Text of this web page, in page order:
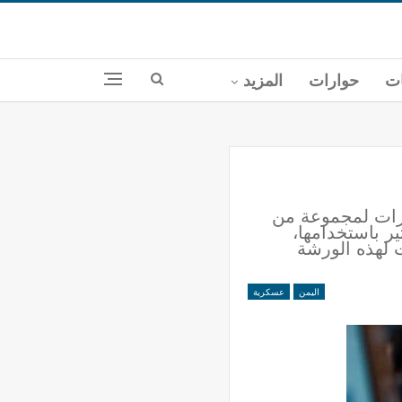
حوارات المزيد
لمجموعة من
باستخدامها،
لهذه الورشة
اليمن عسكرية